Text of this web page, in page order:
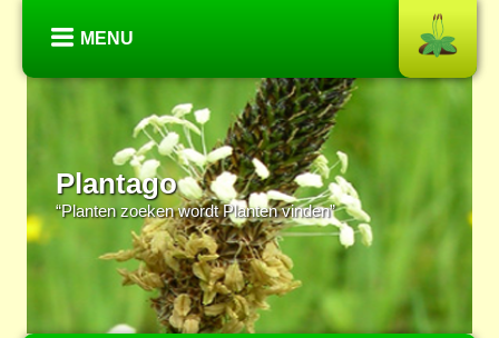
MENU
Plantago
“Planten zoeken wordt Planten vinden”